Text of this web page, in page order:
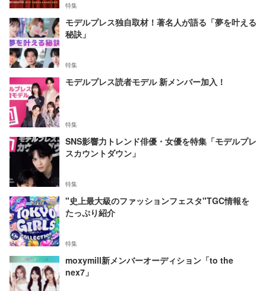
特集
モデルプレス独自取材！著名人が語る「夢を叶える
秘訣」
特集
モデルプレス読者モデル 新メンバー加入！
特集
SNS影響力トレンド俳優・女優を特集「モデルプレ
スカウントダウン」
特集
"史上最大級のファッションフェスタ"TGC情報を
たっぷり紹介
特集
moxymill新メンバーオーディション「to the
nex7」